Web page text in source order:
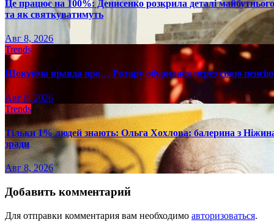
Це працює на 100%: Денисенко розкрила деталі майбутнього
та як святкуватимуть
Авг 8, 2026
Trends
Шокуюча правда про… Ротару обурилася через свою
Авг 8, 2026
Trends
Тільки 1% людей знають: Ольга Хохлова: балерина з
зради
Авг 8, 2026
Добавить комментарий
Для отправки комментария вам необходимо авторизоваться.